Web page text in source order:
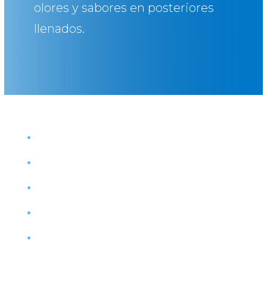
olores y sabores en posteriores
llenados.